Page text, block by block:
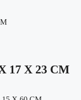
17 X 23 CM